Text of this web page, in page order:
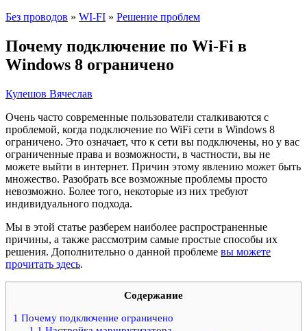
Без проводов » WI-FI » Решение проблем
Почему подключение по Wi-Fi в
Windows 8 ограничено
Кулешов Вячеслав
Очень часто современные пользователи сталкиваются с
проблемой, когда подключение по WiFi сети в Windows 8
ограничено. Это означает, что к сети вы подключены, но у вас
ограниченные права и возможности, в частности, вы не
можете выйти в интернет. Причин этому явлению может быть
множество. Разобрать все возможные проблемы просто
невозможно. Более того, некоторые из них требуют
индивидуального подхода.
Мы в этой статье разберем наиболее распространенные
причины, а также рассмотрим самые простые способы их
решения. Дополнительно о данной проблеме вы можете
прочитать здесь.
Содержание
1 Почему подключение ограничено